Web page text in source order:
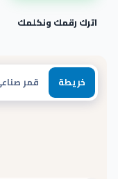
خريطة قمر
اترك رقمك ونكلمك